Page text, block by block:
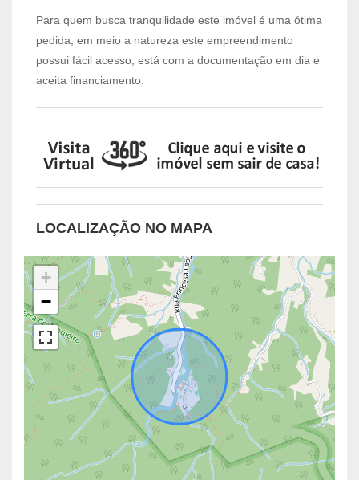
Para quem busca tranquilidade este imóvel é uma ótima
pedida, em meio a natureza este empreendimento
possui fácil acesso, está com a documentação em dia e
aceita financiamento.
LOCALIZAÇÃO NO MAPA
+
−